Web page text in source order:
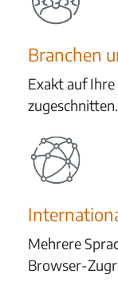
Branchen
Exakt auf Ihre
Mehrere
Browser-